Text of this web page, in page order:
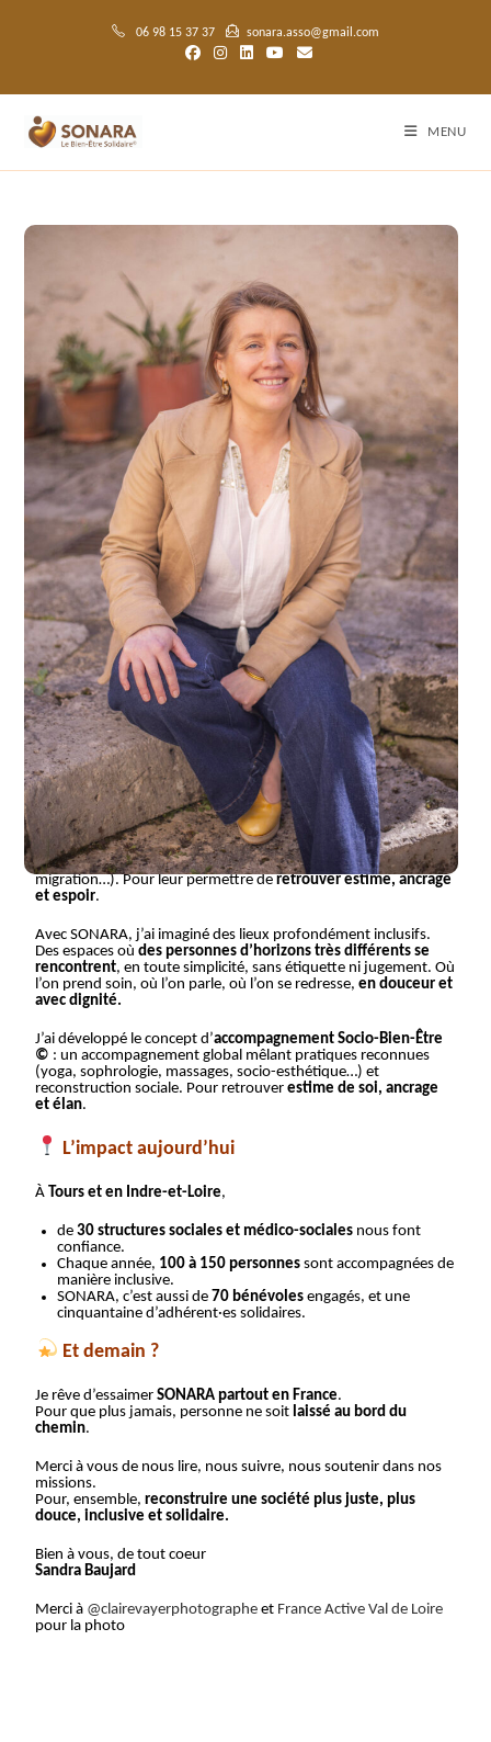
06 98 15 37 37 sonara.asso@gmail.com
MENU
@clairevayerphotographe
Sandra BAUJARD, fondatrice-directrice de Sonara,
autrice du projet Le Bien-Être Solidaire ©
Bonjour, et bienvenue dans l’univers de SONARA.
Depuis toujours, je ressens le monde avec intensité.
Empathe, hypersensible, profondément humaine, j’ai grandi
avec cette conviction intime :
nous méritons mieux
Plus de lien, plus de justice, plus de chaleur humaine qu’une
société souvent froide et absurde.
Petite, je voulais devenir assistante sociale. La vie m’a menée
ailleurs — dans la création, le graphisme, la direction de projets
— mais une chose ne m’a jamais quittée :le besoin de prendre
soin, de bâtir, de rassembler.
Aujourd’hui, je suis maman, fondatrice de SONARA, et
porteuse d’un projet profondément
— au sens
humain et solidaire
du terme.
Pourquoi SONARA ?
Depuis 2018, je me bats chaque jour, pour que le
bien-être ne
soit plus un luxe réservé à quelques-uns
, mais unvéritable
levier de justice sociale, accessible à toutes et tous. En
particulier à celles et ceux que notre société oublie trop souvent
(personnes précaires, âgées, isolées, en situation de
migration…). Pour leur permettre deretrouver estime, ancrage
et espoir.
Avec SONARA, j’ai imaginé des lieux profondément inclusifs.
Des espaces oùdes personnes d’horizons très différents se
rencontrent, en toute simplicité, sans étiquette ni jugement. Où
l’on prend soin, où l’on parle, où l’on se redresse,en douceur et
avec dignité.
J’ai développé le concept d’accompagnement Socio-Bien-Être
© : un accompagnement global mêlant pratiques reconnues
(yoga, sophrologie, massages, socio-esthétique…) et
reconstruction sociale. Pour retrouverestime de soi, ancrage
et élan.
L’impact aujourd’hui
ÀTours et en Indre-et-Loire,
de30 structures sociales et médico-sociales nous font
confiance.
Chaque année, 100 à 150 personnes sont accompagnées de
manière inclusive.
SONARA, c’est aussi de70 bénévoles engagés, et une
cinquantaine d’adhérent·es solidaires.
Et demain ?
Je rêve d’essaimerSONARA partout en France.
Pour que plus jamais, personne ne soit laissé au bord du
chemin.
Merci à vous de nous lire, nous suivre, nous soutenir dans nos
missions.
Pour, ensemble,reconstruire une société plus juste, plus
douce, inclusive et solidaire.
Bien à vous, de tout coeur
Sandra Baujard
Merci à @clairevayerphotographe et France Active Val de Loire
pour la photo